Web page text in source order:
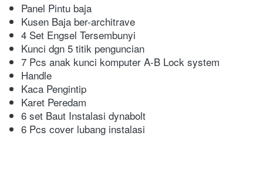
Panel Pintu baja
Kusen Baja ber-architrave
4 Set Engsel Tersembunyi
Kunci dgn 5 titik penguncian
7 Pcs anak kunci komputer A-B Lock system
Handle
Kaca Pengintip
Karet Peredam
6 set Baut Instalasi dynabolt
6 Pcs cover lubang instalasi